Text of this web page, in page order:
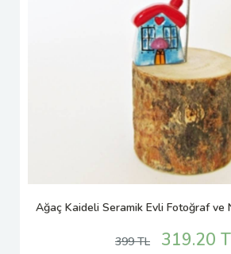
Ağaç Kaideli Seramik Evli Fotoğraf ve
399 TL 319.20